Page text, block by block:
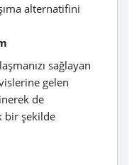
alternatifini
sağlayan
gelen
de
bir şekilde